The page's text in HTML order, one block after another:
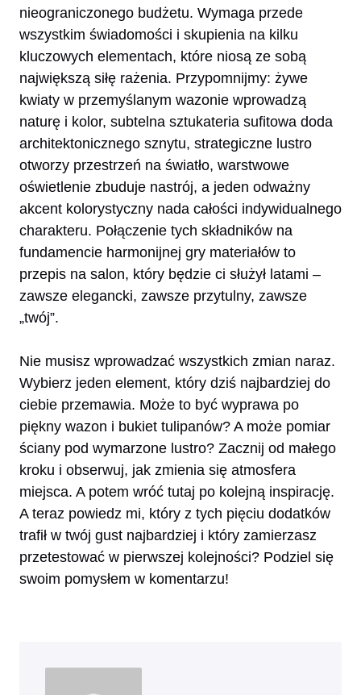
nieograniczonego budżetu. Wymaga przede
wszystkim świadomości i skupienia na kilku
kluczowych elementach, które niosą ze sobą
największą siłę rażenia. Przypomnijmy: żywe
kwiaty w przemyślanym wazonie wprowadzą
naturę i kolor, subtelna sztukateria sufitowa doda
architektonicznego sznytu, strategiczne lustro
otworzy przestrzeń na światło, warstwowe
oświetlenie zbuduje nastrój, a jeden odważny
akcent kolorystyczny nada całości indywidualnego
charakteru. Połączenie tych składników na
fundamencie harmonijnej gry materiałów to
przepis na salon, który będzie ci służył latami –
zawsze elegancki, zawsze przytulny, zawsze
„twój”.
Nie musisz wprowadzać wszystkich zmian naraz.
Wybierz jeden element, który dziś najbardziej do
ciebie przemawia. Może to być wyprawa po
piękny wazon i bukiet tulipanów? A może pomiar
ściany pod wymarzone lustro? Zacznij od małego
kroku i obserwuj, jak zmienia się atmosfera
miejsca. A potem wróć tutaj po kolejną inspirację.
A teraz powiedz mi, który z tych pięciu dodatków
trafił w twój gust najbardziej i który zamierzasz
przetestować w pierwszej kolejności? Podziel się
swoim pomysłem w komentarzu!